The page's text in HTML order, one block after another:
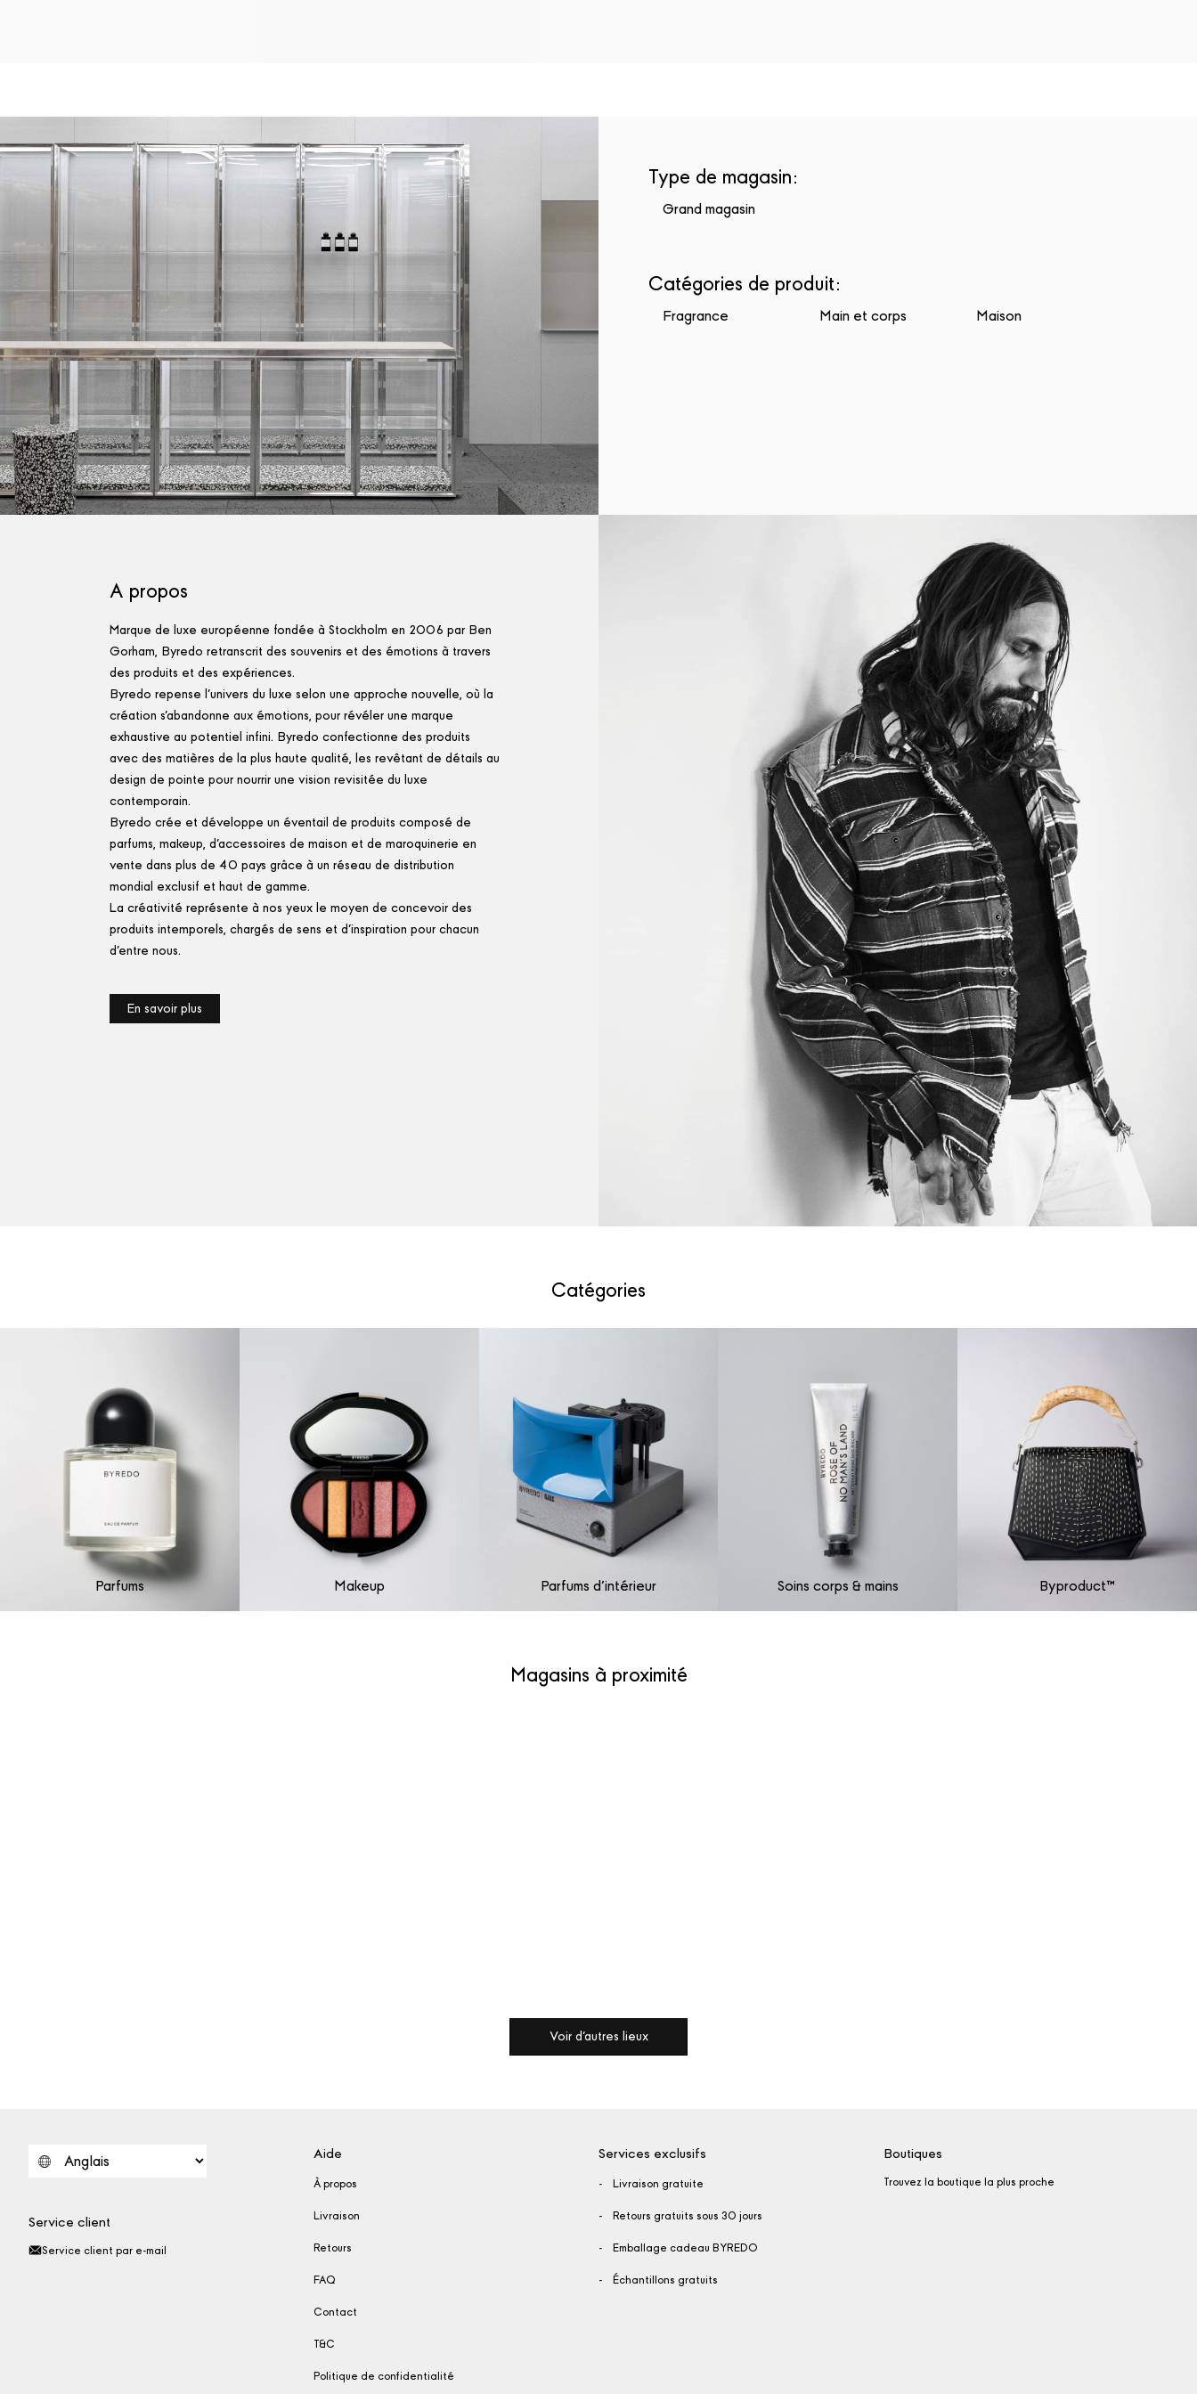
Type de magasin:
Grand magasin
Catégories de produit:
Fragrance Main et corps Maison
A propos
Marque de luxe européenne fondée à Stockholm en 2006 par Ben
Gorham, Byredo retranscrit des souvenirs et des émotions à travers
des produits et des expériences.
Byredo repense l'univers du luxe selon une approche nouvelle, où la
création s'abandonne aux émotions, pour révéler une marque
exhaustive au potentiel infini. Byredo confectionne des produits
avec des matières de la plus haute qualité, les revêtant de détails au
design de pointe pour nourrir une vision revisitée du luxe
contemporain.
Byredo crée et développe un éventail de produits composé de
parfums, makeup, d'accessoires de maison et de maroquinerie en
vente dans plus de 40 pays grâce à un réseau de distribution
mondial exclusif et haut de gamme.
La créativité représente à nos yeux le moyen de concevoir des
produits intemporels, chargés de sens et d'inspiration pour chacun
d'entre nous.
En savoir plus
Catégories
Parfums Makeup Parfums d’intérieur Soins corps & mains Byproduct™
Magasins à proximité
Voir d'autres lieux
Service client
Service client par e-mail
Aide
À propos
Livraison
Retours
FAQ
Contact
T&C
Politique de confidentialité
Services exclusifs
- Livraison gratuite
- Retours gratuits sous 30 jours
- Emballage cadeau BYREDO
- Échantillons gratuits
Boutiques
Trouvez la boutique la plus proche